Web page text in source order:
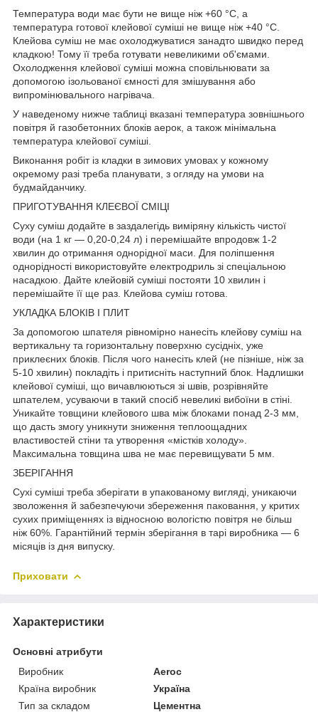
Температура води має бути не вище ніж +60 °C, а
температура готової клейової суміші не вище ніж +40 °C.
Клейова суміш не має охолоджуватися занадто швидко перед
кладкою! Тому її треба готувати невеликими об'ємами.
Охолодження клейової суміші можна сповільнювати за
допомогою ізольованої ємності для змішування або
випромінювального нагрівача.
У наведеному нижче таблиці вказані температура зовнішнього
повітря й газобетонних блоків аерок, а також мінімальна
температура клейової суміші.
Виконання робіт із кладки в зимових умовах у кожному
окремому разі треба планувати, з огляду на умови на
будмайданчику.
ПРИГОТУВАННЯ КЛЕЄВОЇ СМІЦІ
Суху суміш додайте в заздалегідь виміряну кількість чистої
води (на 1 кг — 0,20-0,24 л) і перемішайте впродовж 1-2
хвилин до отримання однорідної маси. Для поліпшення
однорідності використовуйте електродриль зі спеціальною
насадкою. Дайте клейовій суміші постояти 10 хвилин і
перемішайте її ще раз. Клейова суміш готова.
УКЛАДКА БЛОКІВ І ПЛИТ
За допомогою шпателя рівномірно нанесіть клейову суміш на
вертикальну та горизонтальну поверхню сусідніх, уже
приклеєних блоків. Після чого нанесіть клей (не пізніше, ніж за
5-10 хвилин) покладіть і притисніть наступний блок. Надлишки
клейової суміші, що вичавлюються зі швів, розрівняйте
шпателем, усуваючи в такий спосіб невеликі вибоїни в стіні.
Уникайте товщини клейового шва між блоками понад 2-3 мм,
що дасть змогу уникнути зниження теплоощадних
властивостей стіни та утворення «містків холоду».
Максимальна товщина шва не має перевищувати 5 мм.
ЗБЕРІГАННЯ
Сухі суміші треба зберігати в упакованому вигляді, уникаючи
зволоження й забезпечуючи збереження паковання, у критих
сухих приміщеннях із відносною вологістю повітря не більш
ніж 60%. Гарантійний термін зберігання в тарі виробника — 6
місяців із дня випуску.
Приховати
Характеристики
Основні атрибути
Виробник
Aeroc
Країна виробник
Україна
Тип за складом
Цементна